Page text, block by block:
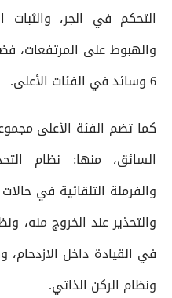
التحكم في الجر، والثبات
والهبوط على المرتفعات،
6 وسائد في الفئات الأعلى.
كما تضم الفئة الأعلى
السائق، منها: نظام
والفرملة التلقائية في
والتحذير عند الخروج منه،
ونظام الركن الذاتي.